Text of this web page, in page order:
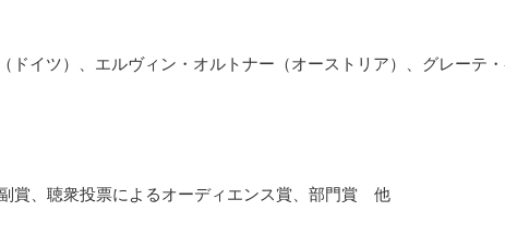
ドイツ）、エルヴィン・オルトナー（オーストリア）、グレーテ
賞、聴衆投票によるオーディエンス賞、部門賞 他